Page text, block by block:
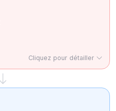
Cliquez pour détailler